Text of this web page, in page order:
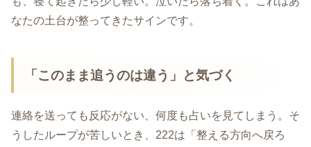
なたの土台が整ってきたサインです。
「このまま追うのは違う」と気づく
連絡を送っても反応がない、何度も占いを見てしまう。そ
うしたループが苦しいとき、222は「整える方向へ戻ろ